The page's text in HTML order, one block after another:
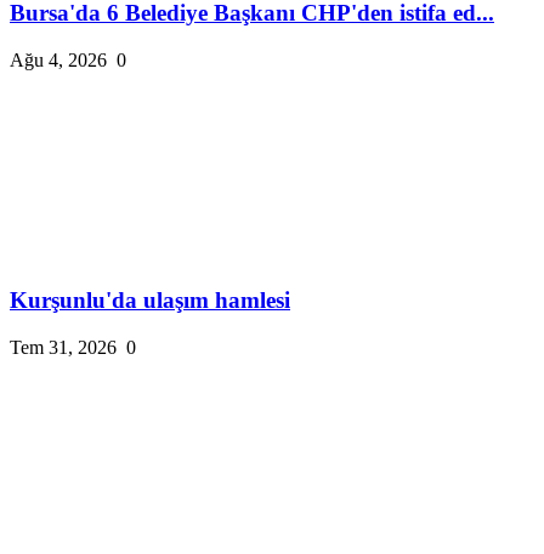
Bursa'da 6 Belediye Başkanı CHP'den istifa ed...
Ağu 4, 2026 0
Kurşunlu'da ulaşım hamlesi
Tem 31, 2026 0